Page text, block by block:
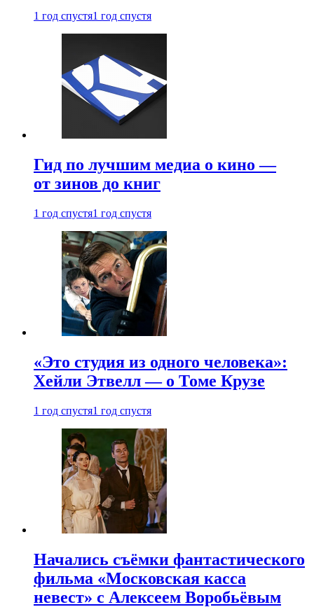
1 год спустя1 год спустя
Гид по лучшим медиа о кино —
от зинов до книг
1 год спустя1 год спустя
«Это студия из одного человека»:
Хейли Этвелл — о Томе Крузе
1 год спустя1 год спустя
Начались съёмки фантастического
фильма «Московская касса
невест» с Алексеем Воробьёвым